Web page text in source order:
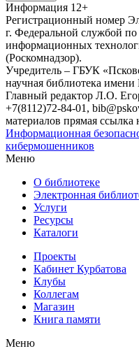
Информация 12+
Регистрационный номер
г. Федеральной службой по
информационных
(Роскомнадзор).
Учредитель – ГБУК
научная библиотека
Главный редактор Л.О.
+7(8112)72-84-01,
материалов прямая ссылка
Информационная
кибермошенников
Меню
О библиотеке
Электронная
Услуги
Ресурсы
Каталоги
Проекты
Кабинет Курбатова
Клубы
Коллегам
Магазин
Книга памяти
Меню